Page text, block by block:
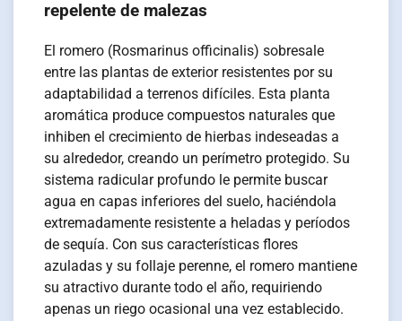
repelente de malezas
El romero (Rosmarinus officinalis) sobresale
entre las plantas de exterior resistentes por su
adaptabilidad a terrenos difíciles. Esta planta
aromática produce compuestos naturales que
inhiben el crecimiento de hierbas indeseadas a
su alrededor, creando un perímetro protegido. Su
sistema radicular profundo le permite buscar
agua en capas inferiores del suelo, haciéndola
extremadamente resistente a heladas y períodos
de sequía. Con sus características flores
azuladas y su follaje perenne, el romero mantiene
su atractivo durante todo el año, requiriendo
apenas un riego ocasional una vez establecido.